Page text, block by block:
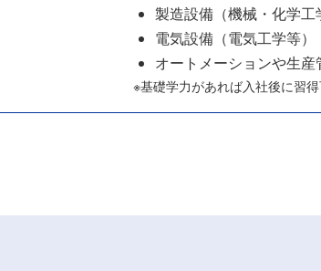
製造設備（機械・化学工
電気設備（電気工学等）
オートメーションや生
※基礎学力があれば入社後に習